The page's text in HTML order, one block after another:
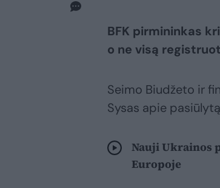
BFK pirmininkas
o ne visą
Seimo Biudžeto ir
Sysas apie
Nauji Ukrainos
Europoje